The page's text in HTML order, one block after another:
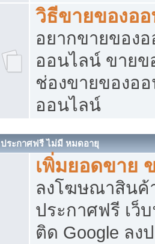
วิธีขายของอ
อยากขายของ
ออนไลน์ ขายข
ช่องขายของอ
ออนไลน์
ประกาศฟรี ไม่มี หมดอายุ
เพิ่มยอดขาย
ลงโฆษณาสิน
ประกาศฟรี เว็
ติด Google ลง